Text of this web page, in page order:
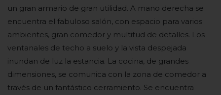
un gran armario de gran utilidad. A mano derecha se
encuentra el fabuloso salón, con espacio para varios
ambientes, gran comedor y multitud de detalles. Los
ventanales de techo a suelo y la vista despejada
inundan de luz la estancia. La cocina, de grandes
dimensiones, se comunica con la zona de comedor a
través de un fantástico cerramiento. Se encuentra